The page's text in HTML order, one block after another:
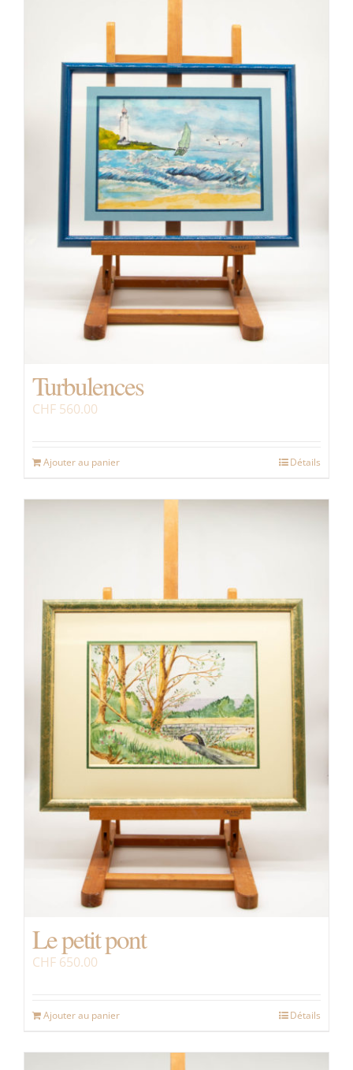
Turbulences
CHF 560.00
Ajouter au panier Détails
Le petit pont
CHF 650.00
Ajouter au panier Détails